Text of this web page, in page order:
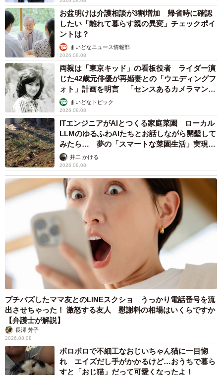
お盆明けは介護相談が3割増加 帰省時に確認
したい「離れて暮らす親の異変」チェックポイ
ントは？
まいどなニュース情報部
2026.08.08
両親は「東京キッド」の看板役者 ライダー演
じた42歳元俳優が再婚妻との「ウエディングフ
ォト」計画を明言 「センスあるカメラマン求
む」まいどなトピック
2026.08.08
ITエンジニアがAIとつくる家庭菜園 ローカル
LLMのゆるふわAIたちとお話しながら開墾して
みたら… 夢の「スマートな菜園生活」実現な
るか井二 かける
2026.08.08
プチバズしたママ友とのLINEスクショ うっかり電話番号を流
出させちゃった！ 激怒する友人 慰謝料の相場はいくらですか
【弁護士が解説】
長澤 芳子
2026.08.08
ボロボロで不細工なおじいちゃん猫に一目惚
れ エイズだし手がかかるけど…おうちで暮ら
すと「おじ猫」だって可愛くなったよ！